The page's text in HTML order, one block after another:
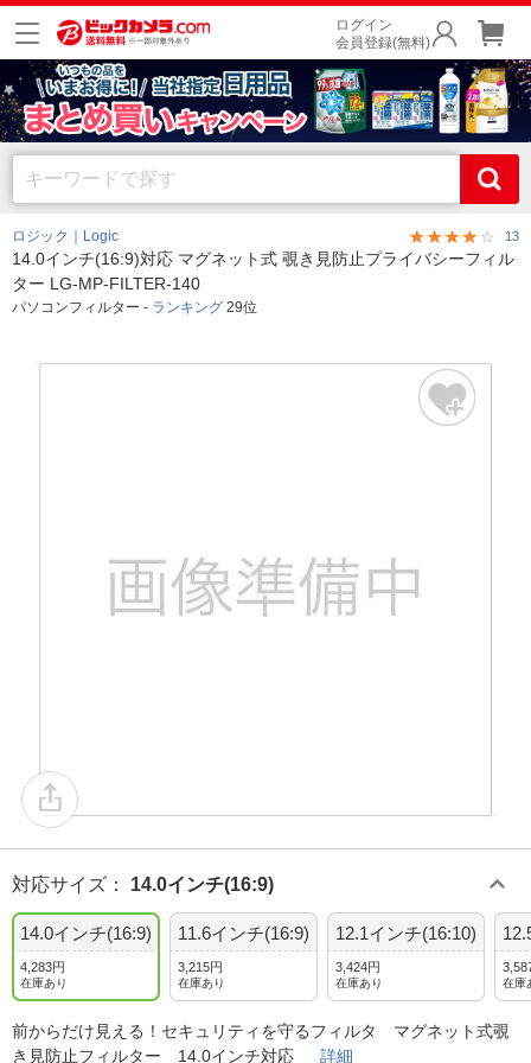
ログイン
会員登録(無料)
ロジック｜Logic 13
14.0インチ(16:9)対応 マグネット式 覗き見防止プライバシーフィル
ター LG-MP-FILTER-140
パソコンフィルター - ランキング 29位
対応サイズ ： 14.0インチ(16:9)
14.0インチ(16:9)
4,283円
在庫あり
11.6インチ(16:9)
3,215円
在庫あり
12.1インチ(16:10)
3,424円
在庫あり 在庫
前からだけ見える！セキュリティを守るフィルタ マグネット式覗
き見防止フィルター 14.0インチ対応 詳細